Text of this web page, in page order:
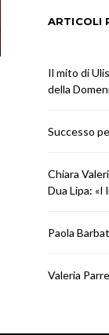
ARTICOLI
Il mito di
della
Successo
Chiara
Dua Lipa: «I
Paola
Valeria